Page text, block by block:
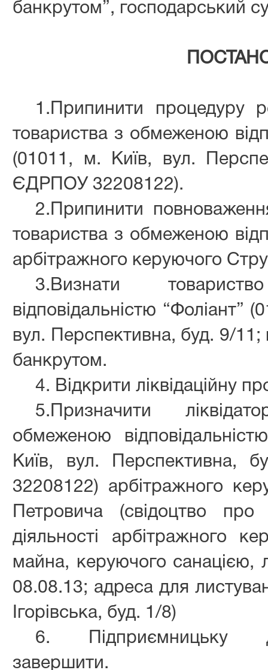
банкрутом”, господарський
1.Припинити процедуру
товариства з обмеженою
(01011, м. Київ, вул.
ЄДРПОУ 32208122).
2.Припинити
товариства з обмеженою
арбітражного керуючого
3.Визнати
відповідальністю “Фоліант”
вул. Перспективна, буд. 9/
банкрутом.
4. Відкрити ліквідаційну
5.Призначити
обмеженою
Київ, вул. Перспективна,
32208122) арбітражного
Петровича (свідоцтво
діяльності арбітражного
майна, керуючого санацією,
08.08.13; адреса для
Ігорівська, буд. 1/8)
6. Підприємницьку
завершити.